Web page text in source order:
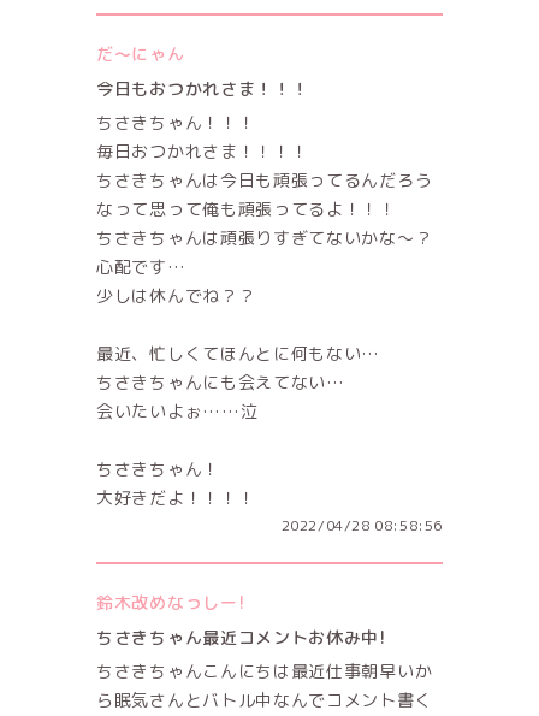
だ〜にゃん
今日もおつかれさま！！！
ちさきちゃん！！！
毎日おつかれさま！！！！
ちさきちゃんは今日も頑張ってるんだろう
なって思って俺も頑張ってるよ！！！
ちさきちゃんは頑張りすぎてないかな〜？
心配です…
少しは休んでね？？
最近、忙しくてほんとに何もない…
ちさきちゃんにも会えてない…
会いたいよぉ……泣
ちさきちゃん！
大好きだよ！！！！
2022/04/28 08:58:56
鈴木改めなっしー!
ちさきちゃん最近コメントお休み中!
ちさきちゃんこんにちは最近仕事朝早いか
ら眠気さんとバトル中なんでコメント書く